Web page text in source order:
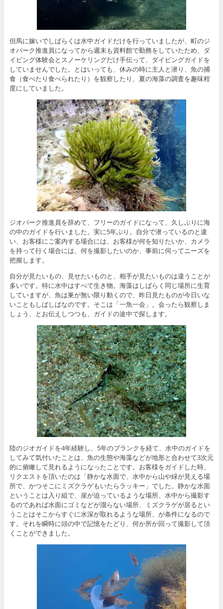
但馬に嫁いでしばらくは水中ガイドだけを行っていましたが、町のジ
オパーク推進員になってから週末も資料館で勤務をしていたため、ダ
イビング体験会とスノーケリングだけ手伝って、ダイビングガイドを
していませんでした。とはいっても、休みの時に主人と潜り、魚の捕
食（食べたり食べられたり）を観察したり、夏の海藻の調査を趣味程
度にしていました。
ジオパーク推進員を辞めて、フリーのガイドになって、久しぶりに海
の中のガイドを行いました。実に5年ぶり。自分で潜っているのと違
い、お客様にご案内する場合には、お客様が何を知りたいか、カメラ
を持って行く場合には、何を撮影したいのか、事前に伺ってニーズを
把握します。
自分が見たいもの、見せたいものと、相手が見たいものは違うことが
多いです。特に水中はすべて生き物。海藻はしばらく同じ場所に生育
していますが、魚は巣が無い限り動くので、昨日見たものが今日いな
いこともしばしばなのです。そこは「一魚一会」。会ったら観察しま
しょう、とお伝えしつつも、ガイドの途中で探します。
陸のジオガイドを4年経験し、5年のブランクを経て、水中のガイドを
してみて気付いたことは、魚の生態や海藻などが地形と合わせて3次元
的に俯瞰して見れるようになったことです。お客様をガイドした時、
リクエストを頂いたのは「静かな水面で、水中から山や緑が見える場
所で、かつそこにミズクラゲもいたらラッキー」でした。静かな水面
ということは入り組で、崖が迫っているような場所、水中から撮影す
るのであれば水面にゴミなどが溜らない場所、ミズクラゲが居るとい
うことはそこからすぐに水深が取れるような場所、が条件になるので
す。それを瞬時に頭の中で記憶をたどり、何か所か回って撮影して頂
くことができました。